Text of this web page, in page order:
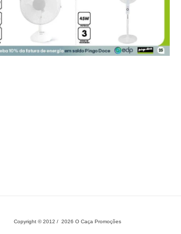
Copyright © 2012 / 2026 O Caça Promoções